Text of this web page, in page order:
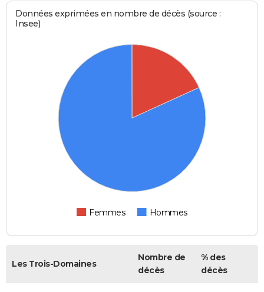
Données exprimées en nombre de décès (source :
Insee)
Femmes Hommes
Les Trois-Domaines
Nombre de
décès
% des
décès